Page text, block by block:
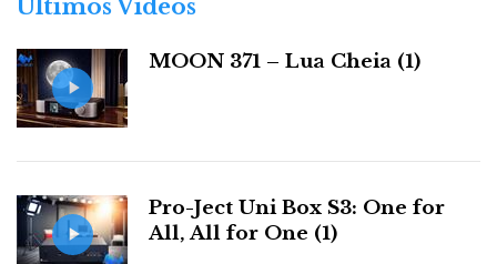
s
Últimos Videos
MOON 371 – Lua Cheia (1)
Pro-Ject Uni Box S3: One for
All, All for One (1)